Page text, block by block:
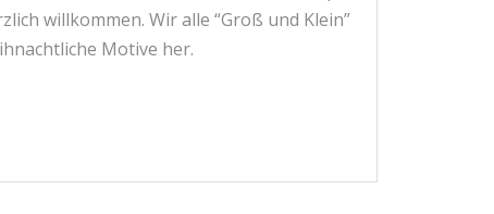
willkommen. Wir alle “Groß und Klein”
Motive her.